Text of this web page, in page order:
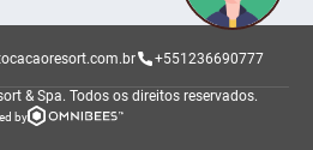
+551236690777
& Spa. Todos os direitos reservados.
by